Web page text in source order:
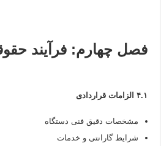
فصل چهارم: فرآیند
۴.۱ الزامات قراردادی
مشخصات دقیق فنی دستگاه
شرایط گارانتی و خدمات